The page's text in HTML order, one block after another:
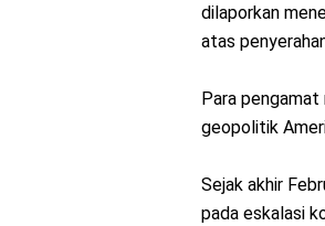
dilaporkan
atas
Para
geopolitik
Sejak akhir
pada eskalasi